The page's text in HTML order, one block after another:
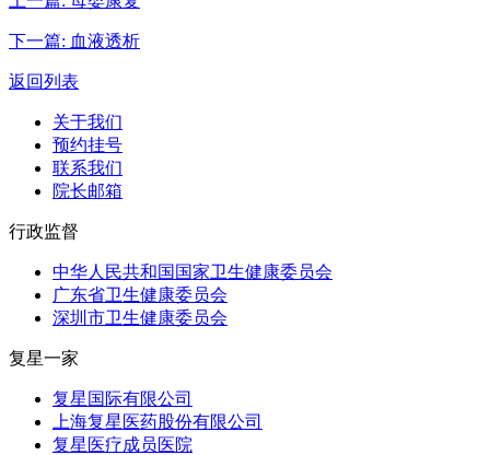
下一篇: 血液透析
返回列表
关于我们
预约挂号
联系我们
院长邮箱
行政监督
中华人民共和国国家卫生健康委员会
广东省卫生健康委员会
深圳市卫生健康委员会
复星一家
复星国际有限公司
上海复星医药股份有限公司
复星医疗成员医院